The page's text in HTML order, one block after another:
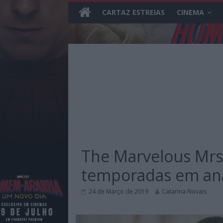
Reviews
sobre
CARTAZ ESTREIAS CINEMA
The Marvelous
temporadas em
24 de Março de 2019 Catarina Novais